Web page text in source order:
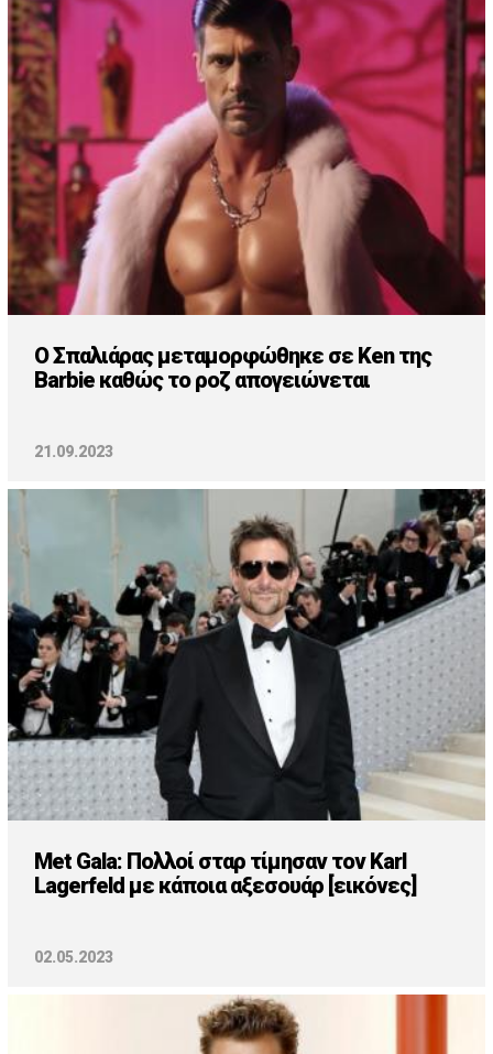
O Σπαλιάρας μεταμορφώθηκε σε Ken της
Barbie καθώς το ροζ απογειώνεται
21.09.2023
Met Gala: Πολλοί σταρ τίμησαν τον Karl
Lagerfeld με κάποια αξεσουάρ [εικόνες]
02.05.2023